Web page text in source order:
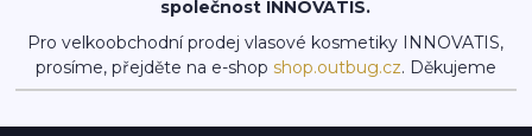
společnost INNOVATIS.
Pro velkoobchodní prodej vlasové kosmetiky INNOVATIS,
prosíme, přejděte na e-shop shop.outbug.cz. Děkujeme